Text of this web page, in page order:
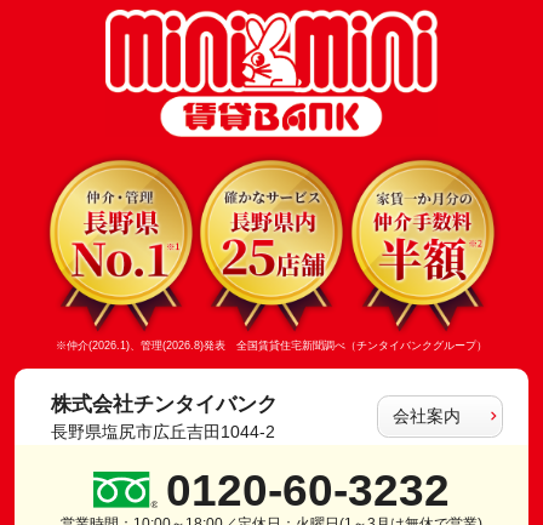
※仲介(2026.1)、管理(2026.8)発表 全国賃貸住宅新聞調べ（チンタイバンクグループ）
株式会社チンタイバンク
長野県塩尻市広丘吉田1044-2
会社案内
0120-60-3232